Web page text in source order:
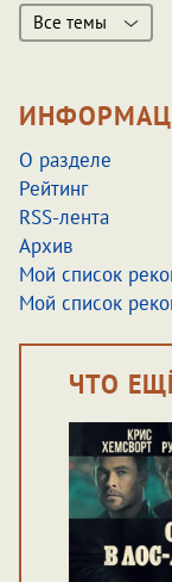
Все темы
О разделе
Рейтинг
RSS-лента
Архив
Мой список
Мой список
ЧТО